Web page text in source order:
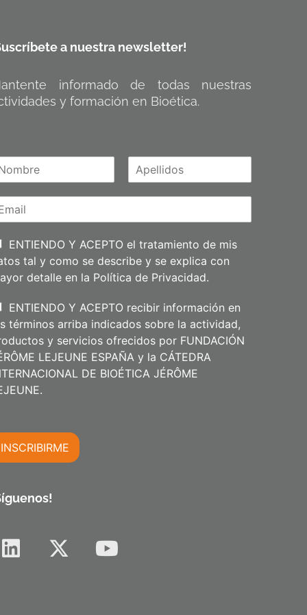
a nuestra newsletter!
informado de todas nuestras
y formación en Bioética.
p
l
i
o
s
ENTIENDO Y ACEPTO el tratamiento de mis
tal y como se describe y se explica con
detalle en la Política de Privacidad.
ENTIENDO Y ACEPTO recibir información en
términos arriba indicados sobre la actividad,
y servicios ofrecidos por FUNDACIÓN
LEJEUNE ESPAÑA y la CÁTEDRA
DE BIOÉTICA JÉRÔME
INSCRIBIRME